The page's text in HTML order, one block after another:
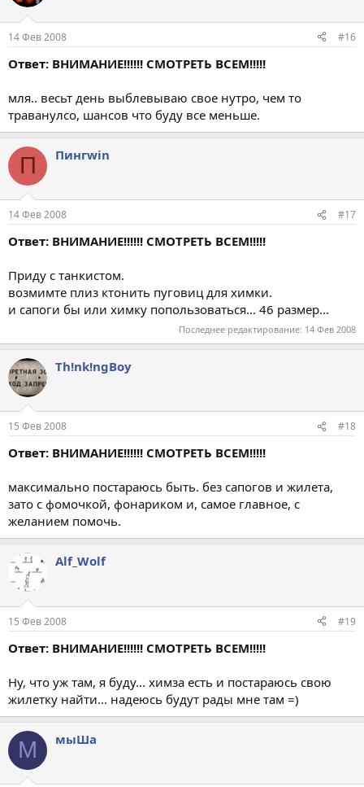
14 Фев 2008 #16
Ответ: ВНИМАНИЕ!!!!!! СМОТРЕТЬ ВСЕМ!!!!!
мля.. весьт день выблевываю свое нутро, чем то
траванулсо, шансов что буду все меньше.
П Пингwin
14 Фев 2008 #17
Ответ: ВНИМАНИЕ!!!!!! СМОТРЕТЬ ВСЕМ!!!!!
Приду с танкистом.
возмимте плиз ктонить пуговиц для химки.
и сапоги бы или химку попользоваться... 46 размер...
Последнее редактирование: 14 Фев 2008
Th!nk!ngBoy
15 Фев 2008 #18
Ответ: ВНИМАНИЕ!!!!!! СМОТРЕТЬ ВСЕМ!!!!!
максимально постараюсь быть. без сапогов и жилета,
зато с фомочкой, фонариком и, самое главное, с
желанием помочь.
Alf_Wolf
15 Фев 2008 #19
Ответ: ВНИМАНИЕ!!!!!! СМОТРЕТЬ ВСЕМ!!!!!
Ну, что уж там, я буду... химза есть и постараюсь свою
жилетку найти... надеюсь будут рады мне там =)
М мыШа